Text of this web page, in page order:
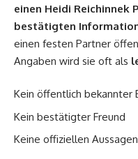
einen Heidi Reichinnek
bestätigten
einen festen Partner
Angaben wird sie oft als
Kein öffentlich bekannter
Kein bestätigter Freund
Keine offiziellen